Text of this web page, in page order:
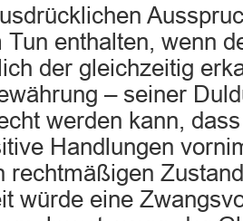
Tun enthalten, wenn
der gleichzeitig
– seiner
werden kann,
Handlungen
rechtmäßigen
würde eine